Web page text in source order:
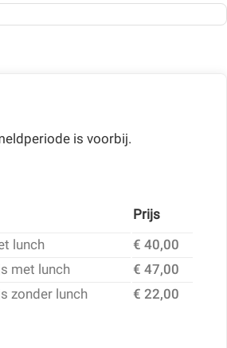
is voorbij.
Prijs
lunch
€ 40,00
met lunch
€ 47,00
zonder lunch
€ 22,00